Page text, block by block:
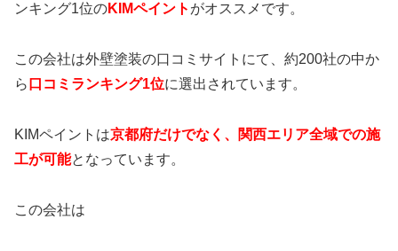
ンキング1位のKIMペイント がオススメです。
この会社は外壁塗装の口コミサイトにて、約200社の中か
ら 口コミランキング1位に選出されています。
KIMペイントは京都府だけでなく、関西エリア全域での施
工が可能となっています。
この会社は